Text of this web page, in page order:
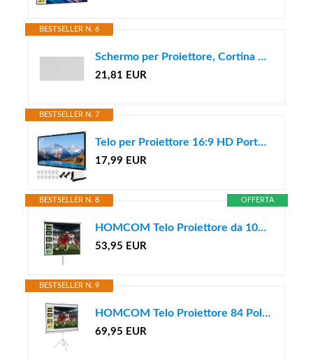
BESTSELLER N. 6
Schermo per Proiettore, Cortina di Proiezione Schermo per Retroproiezione 60-120 Pollici Schermo Pieghevole per Proiettore Portatile Pieghevole Bianco 16: 9 (60inch)
21,81 EUR
BESTSELLER N. 7
Telo per Proiettore 16:9 HD Portatile da Esterno,Antipiega Alta Risoluzione
17,99 EUR
OFFERTA
BESTSELLER N. 8
HOMCOM Telo Proiettore da 100 Pollici 4K HD Grandangolo 160 Gradi Bianco
53,95 EUR
BESTSELLER N. 9
HOMCOM Telo Proiettore 84 Pollici 4K HD 4:3 con Treppiede Bianco
69,95 EUR